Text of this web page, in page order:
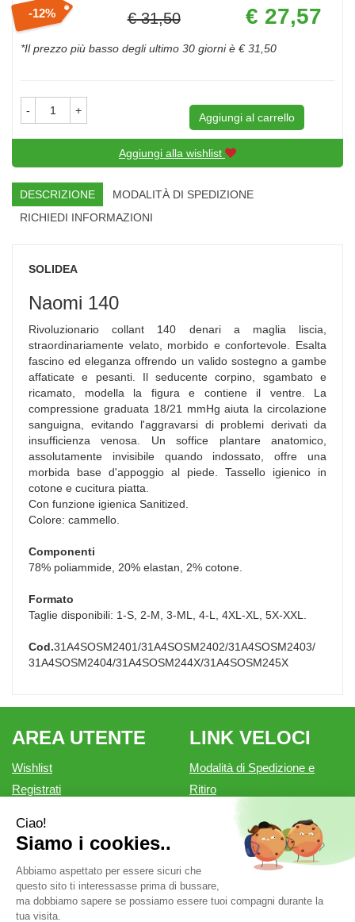
Sconto
del
12% € 31,50
Prezzo
scontato
€ 27,57
*Il prezzo più basso degli ultimo 30 giorni è € 31,50
- +
Aggiungi al carrello
Aggiungi alla wishlist
DESCRIZIONE
MODALITÀ DI SPEDIZIONE
RICHIEDI INFORMAZIONI
SOLIDEA
Naomi 140
Rivoluzionario collant 140 denari a maglia liscia,
straordinariamente velato, morbido e confortevole. Esalta
fascino ed eleganza offrendo un valido sostegno a gambe
affaticate e pesanti. Il seducente corpino, sgambato e
ricamato, modella la figura e contiene il ventre. La
compressione graduata 18/21 mmHg aiuta la circolazione
sanguigna, evitando l'aggravarsi di problemi derivati da
insufficienza venosa. Un soffice plantare anatomico,
assolutamente invisibile quando indossato, offre una
morbida base d'appoggio al piede. Tassello igienico in
cotone e cucitura piatta.
Con funzione igienica Sanitized.
Colore: cammello.
Componenti
78% poliammide, 20% elastan, 2% cotone.
Formato
Taglie disponibili: 1-S, 2-M, 3-ML, 4-L, 4XL-XL, 5X-XXL.
Cod.31A4SOSM2401/31A4SOSM2402/31A4SOSM2403/
31A4SOSM2404/31A4SOSM244X/31A4SOSM245X
AREA UTENTE
Wishlist
Registrati
Contatti
LINK VELOCI
Modalità di Spedizione e
Ritiro
Informativa privacy
Condizioni di vendita
Farmacia Outlet è un marchio di Farmacia Belforte Snc.